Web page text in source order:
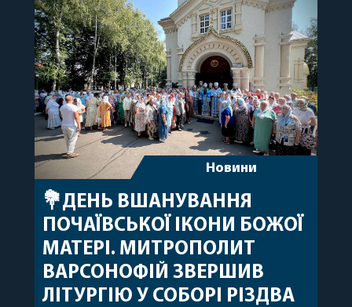
допомоги, миру, духовної радості та
благословенних успіхів у подальшому
архіпастирському служінні. […]
Новини
💐ДЕНЬ ВШАНУВАННЯ
ПОЧАЇВСЬКОЇ ІКОНИ БОЖОЇ
МАТЕРІ. МИТРОПОЛИТ
ВАРСОНОФІЙ ЗВЕРШИВ
ЛІТУРГІЮ У СОБОРІ РІЗДВА